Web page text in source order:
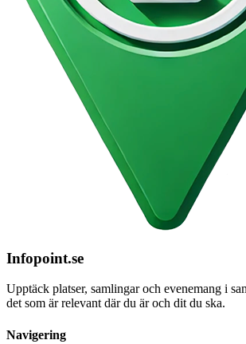
Infopoint.se
Upptäck platser, samlingar och evenemang i
det som är relevant där du är och dit du ska.
Navigering